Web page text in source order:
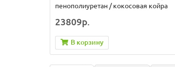
пенополиуретан / кокосовая койра
23809р.
В корзину